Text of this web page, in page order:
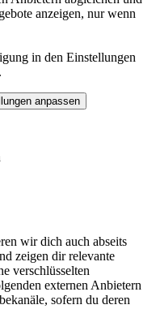
anzeigen, nur wenn
in den Einstellungen
.
anpassen
wir dich auch abseits
zeigen dir relevante
verschlüsselten
externen Anbietern
sofern du deren